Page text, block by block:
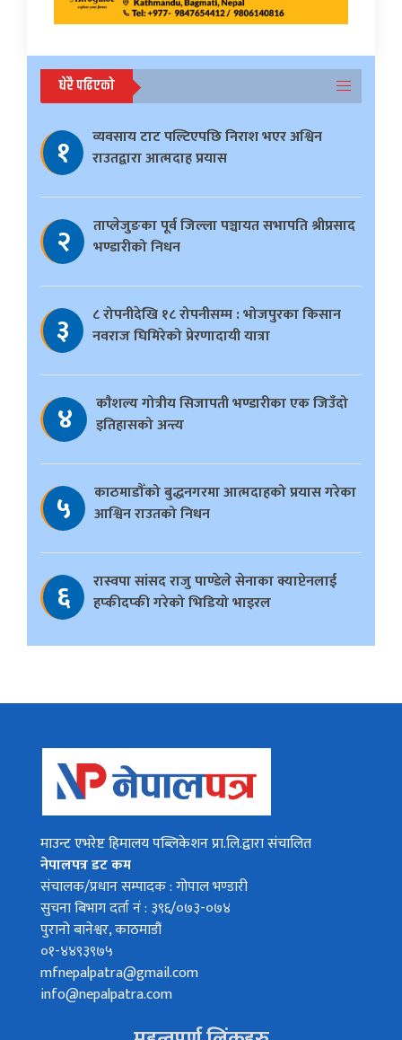
धेरै पढिएको
१
व्यवसाय टाट पल्टिएपछि निराश भएर अश्विन
राउतद्वारा आत्मदाह प्रयास
२
ताप्लेजुङका पूर्व जिल्ला पञ्चायत सभापति श्रीप्रसाद
भण्डारीको निधन
३
८ रोपनीदेखि १८ रोपनीसम्म : भोजपुरका किसान
नवराज घिमिरेको प्रेरणादायी यात्रा
४
काैशल्य गोत्रीय सिजापती भण्डारीका एक जिउँदो
इतिहासको अन्त्य
५
काठमाडौँको बुद्धनगरमा आत्मदाहको प्रयास गरेका
आश्विन राउतको निधन
६
रास्वपा सांसद राजु पाण्डेले सेनाका क्याप्टेनलाई
हप्कीदप्की गरेको भिडियो भाइरल
माउन्ट एभरेष्ट हिमालय पब्लिकेशन प्रा.लि.द्वारा संचालित
नेपालपत्र डट कम
संचालक/प्रधान सम्पादक : गोपाल भण्डारी
सुचना बिभाग दर्ता नं : ३९६/०७३-०७४
पुरानो बानेश्वर, काठमाडौं
०१-४४९३९७५
mfnepalpatra@gmail.com
info@nepalpatra.com